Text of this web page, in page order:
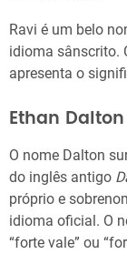
Ravi é um belo
idioma sânscrito.
apresenta o
Ethan Dalton
O nome Dalton
do inglês antigo
próprio e
idioma oficial. O
“forte vale” ou